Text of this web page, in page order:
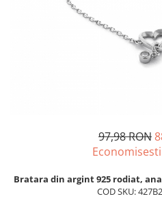
97,98 RON
Bratara din argint 925 rodiat,
COD SKU: